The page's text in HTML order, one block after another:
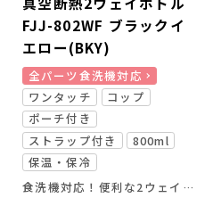
FJJ-802WF ブラックイ
エロー(BKY)
全パーツ食洗機対応
ワンタッチ
コップ
ポーチ付き
ストラップ付き
800ml
保温・保冷
食洗機対応！便利な2ウェイボトル